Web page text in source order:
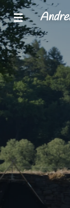
Zum
Hauptinhalt
springen